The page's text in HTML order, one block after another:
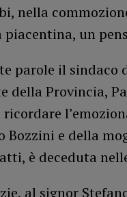
nella
un
parole il sindaco
della Provincia,
Bozzini e della
è deceduta
al signor